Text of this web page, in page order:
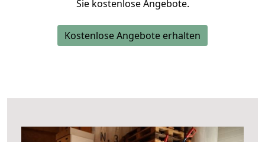
Sie kostenlose Angebote.
Kostenlose Angebote erhalten